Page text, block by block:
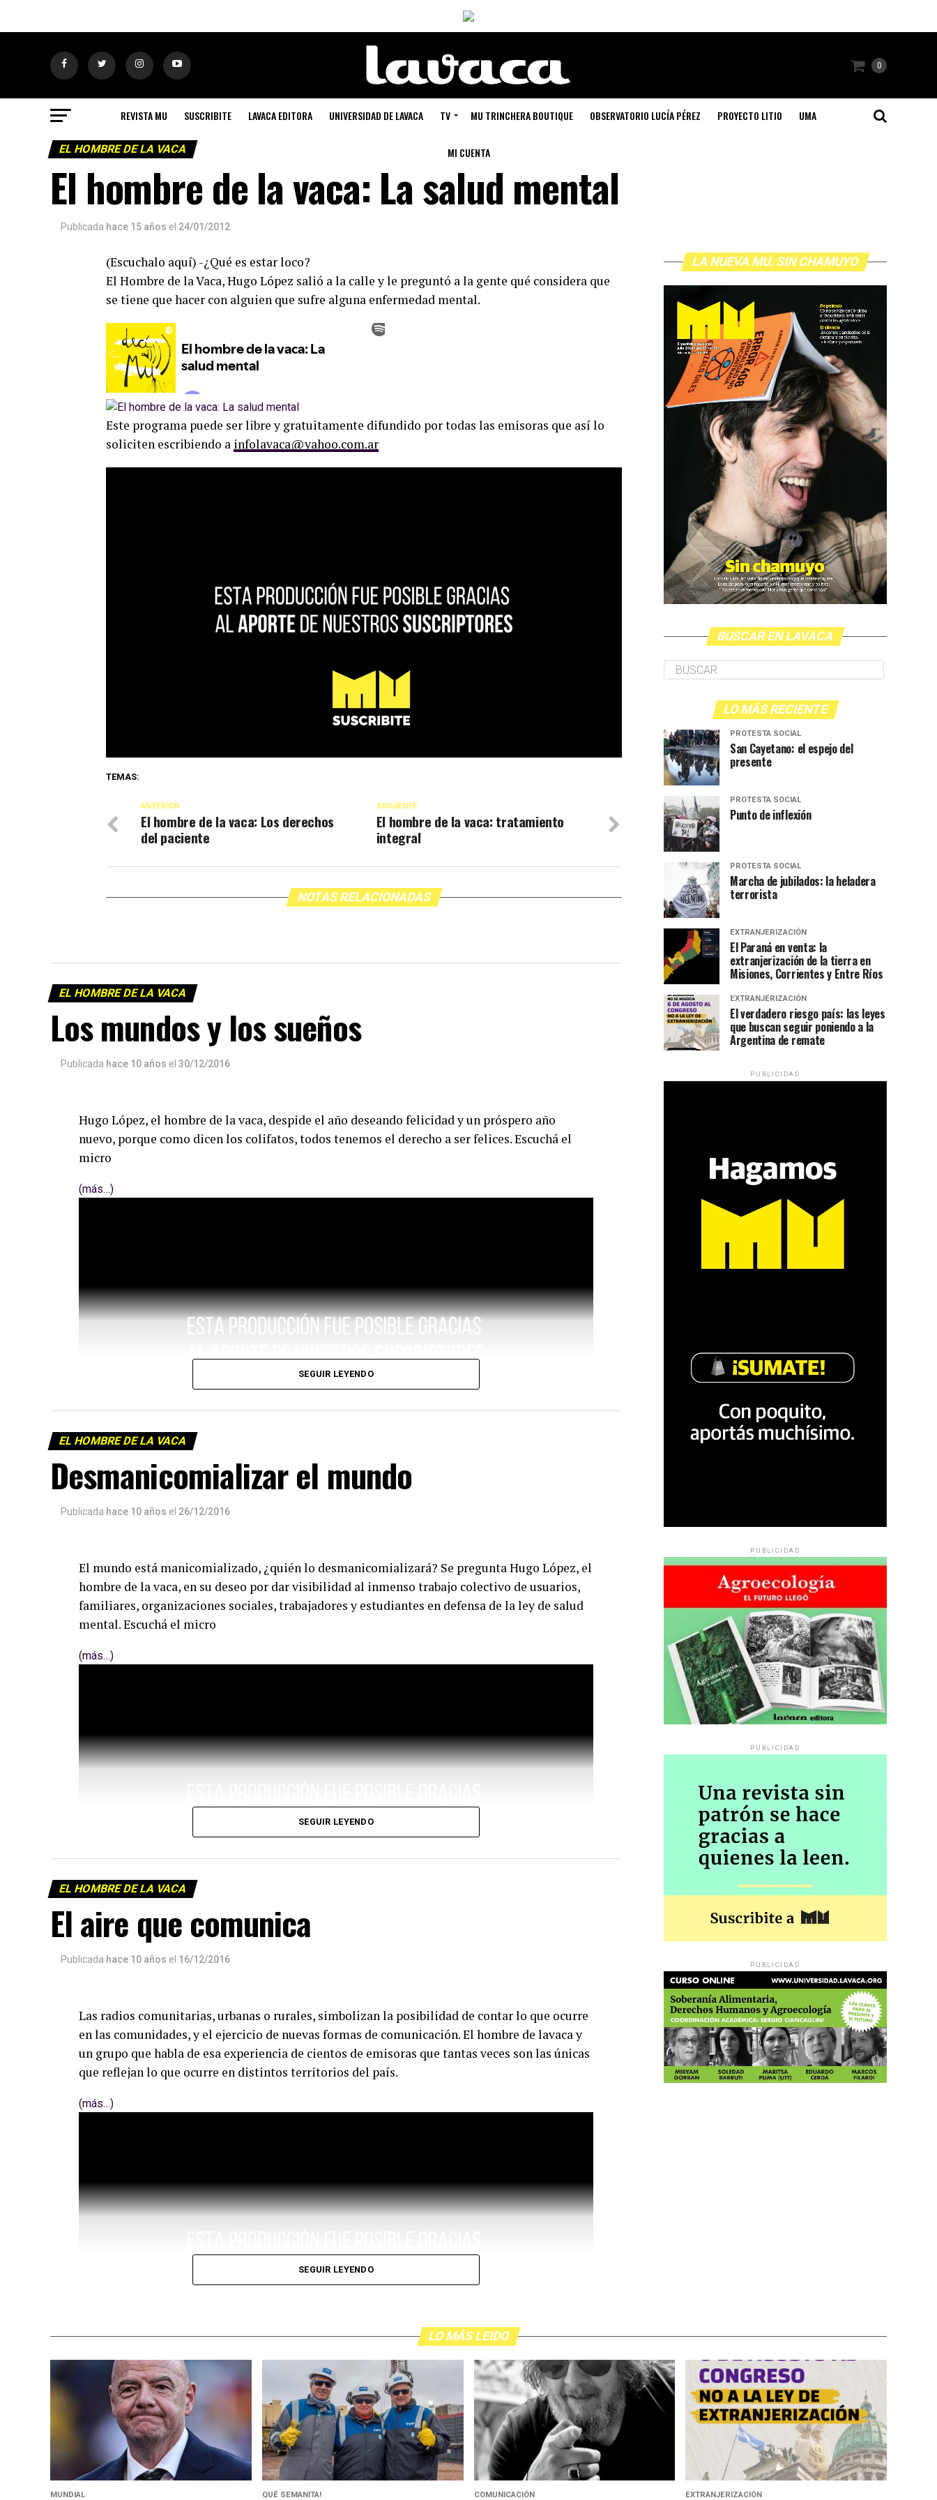
0
REVISTA MU SUSCRIBITE LAVACA EDITORA UNIVERSIDAD DE LAVACA TV MU TRINCHERA BOUTIQUE OBSERVATORIO LUCÍA PÉREZ PROYECTO LITIO UMA
MI CUENTA
EL HOMBRE DE LA VACA
El hombre de la vaca: La salud mental
Publicada hace 15 años el 24/01/2012
(Escuchalo aquí) -¿Qué es estar loco?
El Hombre de la Vaca, Hugo López salió a la calle y le preguntó a la gente qué considera que
se tiene que hacer con alguien que sufre alguna enfermedad mental.
Este programa puede ser libre y gratuitamente difundido por todas las emisoras que así lo
soliciten escribiendo a infolavaca@yahoo.com.ar
TEMAS:
SIGUIENTE
El hombre de la vaca: tratamiento
integral
ANTERIOR
El hombre de la vaca: Los derechos
del paciente
NOTAS RELACIONADAS
EL HOMBRE DE LA VACA
Los mundos y los sueños
Publicada hace 10 años el 30/12/2016
Hugo López, el hombre de la vaca, despide el año deseando felicidad y un próspero año
nuevo, porque como dicen los colifatos, todos tenemos el derecho a ser felices. Escuchá el
micro
(más…)
SEGUIR LEYENDO
EL HOMBRE DE LA VACA
Desmanicomializar el mundo
Publicada hace 10 años el 26/12/2016
El mundo está manicomializado, ¿quién lo desmanicomializará? Se pregunta Hugo López, el
hombre de la vaca, en su deseo por dar visibilidad al inmenso trabajo colectivo de usuarios,
familiares, organizaciones sociales, trabajadores y estudiantes en defensa de la ley de salud
mental. Escuchá el micro
(más…)
SEGUIR LEYENDO
EL HOMBRE DE LA VACA
El aire que comunica
Publicada hace 10 años el 16/12/2016
Las radios comunitarias, urbanas o rurales, simbolizan la posibilidad de contar lo que ocurre
en las comunidades, y el ejercicio de nuevas formas de comunicación. El hombre de lavaca y
un grupo que habla de esa experiencia de cientos de emisoras que tantas veces son las únicas
que reflejan lo que ocurre en distintos territorios del país.
(más…)
SEGUIR LEYENDO
LA NUEVA MU. SIN CHAMUYO
BUSCAR EN LAVACA
LO MÁS RECIENTE
PROTESTA SOCIAL
San Cayetano: el espejo del
presente
PROTESTA SOCIAL
Punto de inflexión
PROTESTA SOCIAL
Marcha de jubilados: la heladera
terrorista
EXTRANJERIZACIÓN
El Paraná en venta: la
extranjerización de la tierra en
Misiones, Corrientes y Entre Ríos
EXTRANJERIZACIÓN
El verdadero riesgo país: las leyes
que buscan seguir poniendo a la
Argentina de remate
PUBLICIDAD
PUBLICIDAD
PUBLICIDAD
PUBLICIDAD
LO MÁS LEIDO
MUNDIAL QUÉ SEMANITA! COMUNICACIÓN EXTRANJERIZACIÓN